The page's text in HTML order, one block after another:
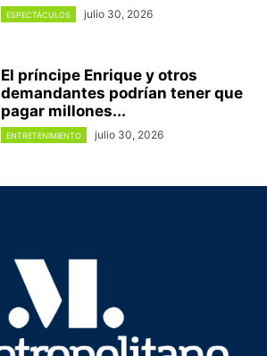
ESPECTÁCULOS julio 30, 2026
El príncipe Enrique y otros
demandantes podrían tener que
pagar millones...
ENTRETENIMIENTO julio 30, 2026